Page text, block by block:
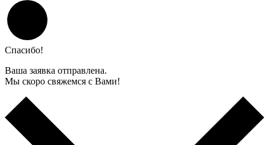
Спасибо!
Ваша заявка отправлена.
Мы скоро свяжемся с Вами!